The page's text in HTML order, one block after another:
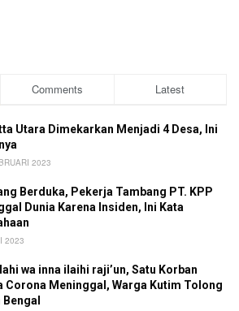
Comments Latest
Utara Dimekarkan Menjadi 4 Desa, Ini
2023
Berduka, Pekerja Tambang PT. KPP
Dunia Karena Insiden, Ini Kata
2023
wa inna ilaihi raji’un, Satu Korban
Corona Meninggal, Warga Kutim Tolong